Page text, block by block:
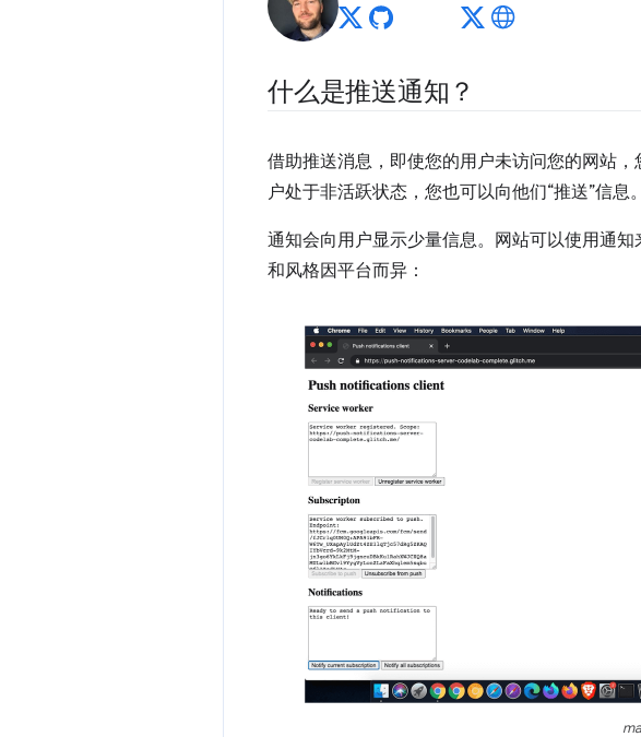
什么是推送通知？
借助推送消息，即使您的用户未访问您的网站
户处于非活跃状态，您也可以向他们“推送”信息
通知会向用户显示少量信息。网站可以使用通
和风格因平台而异：